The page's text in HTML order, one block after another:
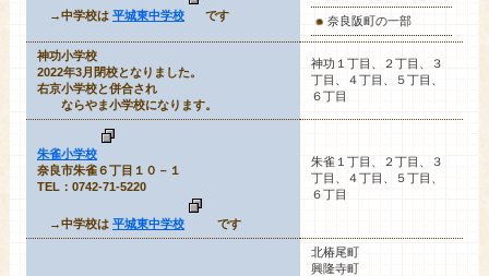
→中学校は 平城東中学校 です 奈良阪町の一部
神功小学校
2022年3月閉校となりました。
右京小学校と併合され
ならやま小学校になります。
神功１丁目
、２丁目、３
丁目、４丁目、５丁目、
６丁目
朱雀小学校
奈良市朱雀６丁目１０－１
TEL：0742-71-5220
→中学校は 平城東中学校 です
朱雀１丁目
、２丁目、３
丁目、４丁目、５丁目、
６丁目
北椿尾町
興隆寺町